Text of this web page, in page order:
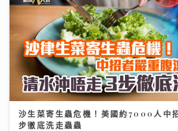
沙生菜寄生蟲危機！美國約7000人中
步徹底洗走蟲蟲